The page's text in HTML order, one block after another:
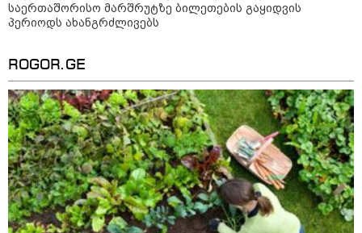
„გადავწყვიტეთ, უკვე
დასრულებული სივრცის
მონახულების შესაძლებლობა
ახლავე მოგცეთ“ - თბილისის
ახალი ზოოპარკი სატესტო
რეჟიმში იხსნება
საერთაშორისო მარშრუტზე ბილეთების გაყიდვის
პერიოდს ახანგრძლივებს
ROGOR.GE